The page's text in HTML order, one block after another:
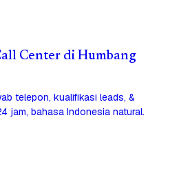
Center di Humbang
telepon, kualifikasi leads, &
jam, bahasa Indonesia natural.